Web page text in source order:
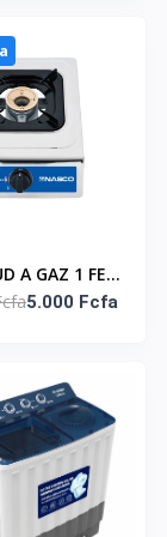
6 Mois -
technology
A GAZ 1 FEU
K1CSS
5.000 Fcfa